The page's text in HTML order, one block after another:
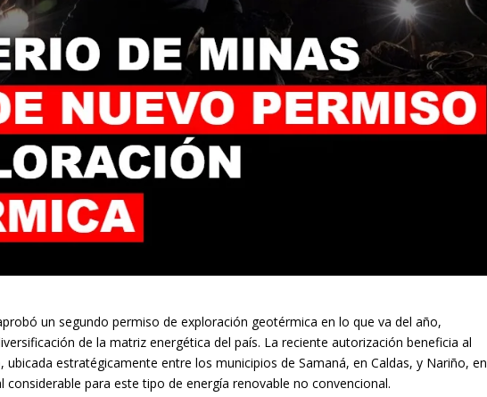
un segundo permiso de exploración geotérmica en lo que va del año,
de la matriz energética del país. La reciente autorización beneficia al
ubicada estratégicamente entre los municipios de Samaná, en Caldas, y Nariño, en
para este tipo de energía renovable no convencional.